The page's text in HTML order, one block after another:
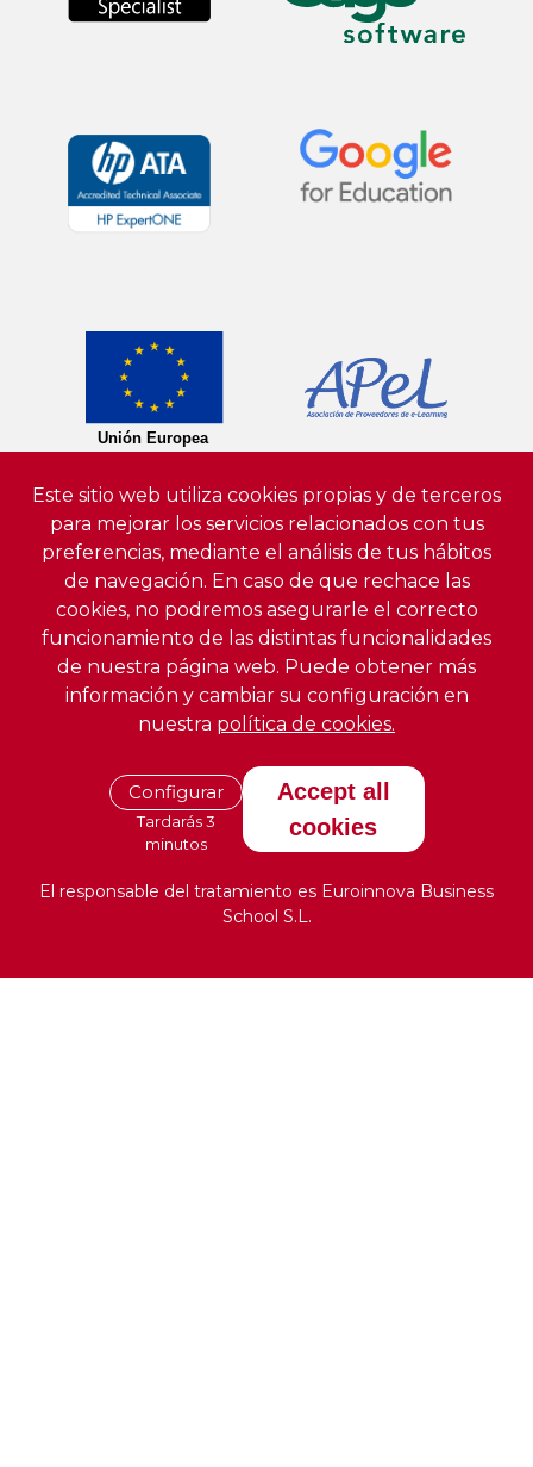
Este sitio web utiliza cookies propias y de terceros
para mejorar los servicios relacionados con tus
preferencias, mediante el análisis de tus hábitos
de navegación. En caso de que rechace las
cookies, no podremos asegurarle el correcto
funcionamiento de las distintas funcionalidades
de nuestra página web. Puede obtener más
información y cambiar su configuración en
nuestra política de cookies.
Configurar
Tardarás 3
minutos
Accept all
cookies
El responsable del tratamiento es Euroinnova Business
School S.L.